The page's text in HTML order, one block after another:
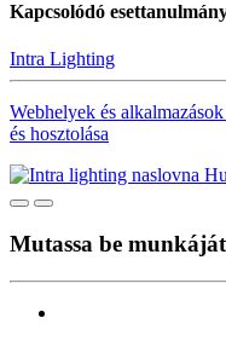
Kapcsolódó
Intra Lighting
Webhelyek és
és hosztolása
Mutassa be